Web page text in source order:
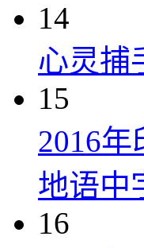
14
心灵捕
15
2016
地语中
16